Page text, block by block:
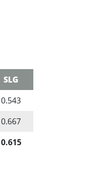
SLG
0.543
0.667
0.615